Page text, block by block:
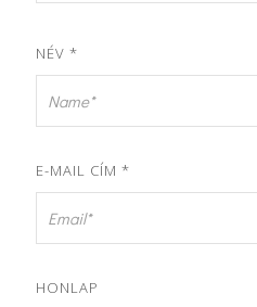
NÉV *
E-MAIL CÍM *
HONLAP